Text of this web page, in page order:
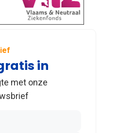
in
met onze